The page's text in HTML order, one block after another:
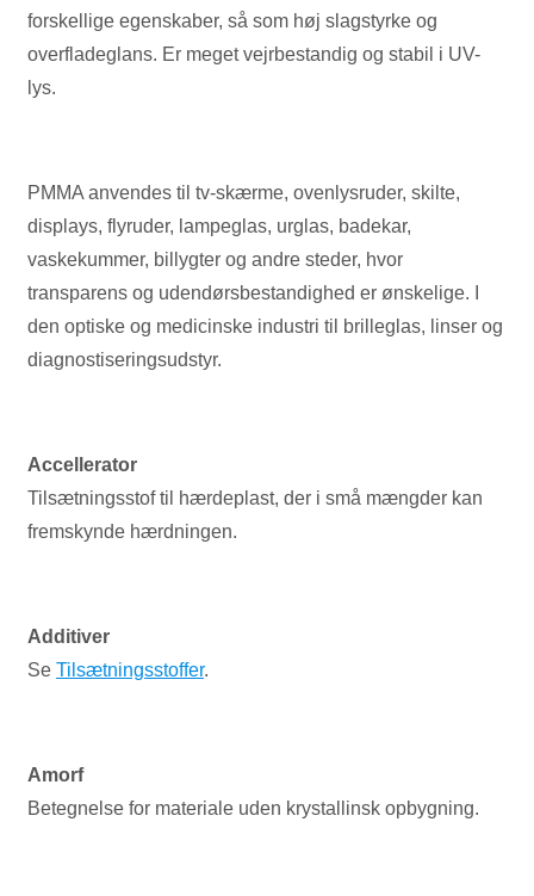
forskellige egenskaber, så som høj slagstyrke og
overfladeglans. Er meget vejrbestandig og stabil i UV-
lys.
PMMA anvendes til tv-skærme, ovenlysruder, skilte,
displays, flyruder, lampeglas, urglas, badekar,
vaskekummer, billygter og andre steder, hvor
transparens og udendørsbestandighed er ønskelige. I
den optiske og medicinske industri til brilleglas, linser og
diagnostiseringsudstyr.
Accellerator
Tilsætningsstof til hærdeplast, der i små mængder kan
fremskynde hærdningen.
Additiver
Se Tilsætningsstoffer.
Amorf
Betegnelse for materiale uden krystallinsk opbygning.